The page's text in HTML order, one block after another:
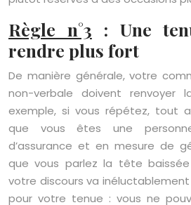
Règle n°3 : Une
rendre plus fort
De manière générale, votre
non-verbale doivent renvoyer
exemple, si vous répétez, tout
que vous êtes une
d’assurance et en mesure de
que vous parlez la tête
votre discours va inéluctablement
pour votre tenue : vous ne